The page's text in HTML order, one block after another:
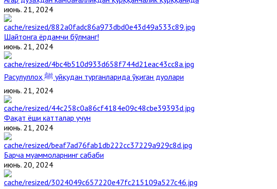
июнь. 21, 2024
Шайтонга ёрдамчи бўлманг!
июнь. 21, 2024
Расулуллоҳ ﷺ уйқудан турганларида ўқиган дуолари
июнь. 21, 2024
Фақат ёши катталар учун
июнь. 21, 2024
Барча муаммоларнинг сабаби
июнь. 20, 2024